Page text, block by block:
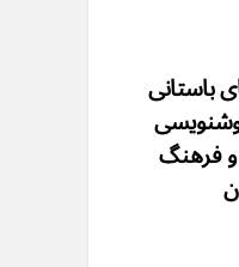
باستانی
فرهنگ